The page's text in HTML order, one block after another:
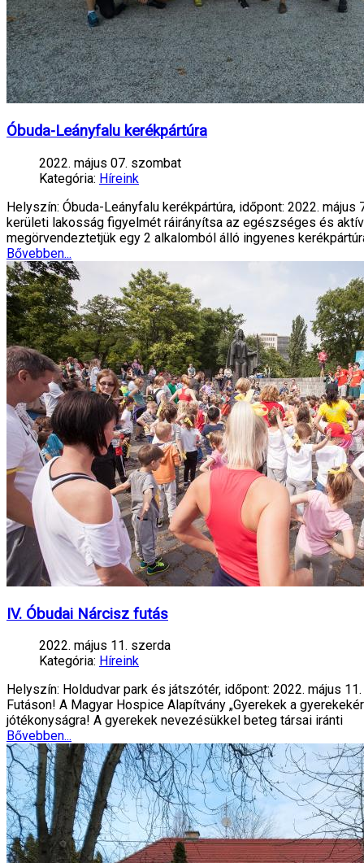
Óbuda-Leányfalu kerékpártúra
2022. május 07. szombat
Kategória: Híreink
Helyszín: Óbuda-Leányfalu kerékpártúra, időpont: 2022.
kerületi lakosság figyelmét ráirányítsa az egészséges és
megörvendeztetjük egy 2 alkalomból álló ingyenes
Bővebben...
IV. Óbudai Nárcisz futás
2022. május 11. szerda
Kategória: Híreink
Helyszín: Holdudvar park és játszótér, időpont: 2022. május
Futáson! A Magyar Hospice Alapítvány „Gyerekek a
jótékonyságra! A gyerekek nevezésükkel beteg társai iránti
Bővebben...